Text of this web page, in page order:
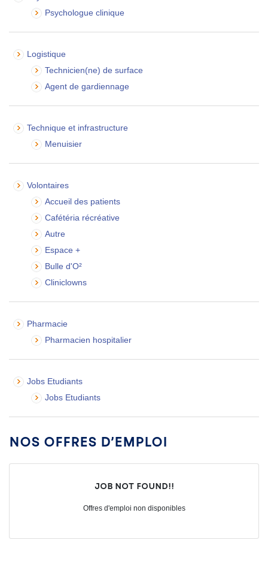
Psychologue clinique
Logistique
Technicien(ne) de surface
Agent de gardiennage
Technique et infrastructure
Menuisier
Volontaires
Accueil des patients
Cafétéria récréative
Autre
Espace +
Bulle d'O²
Cliniclowns
Pharmacie
Pharmacien hospitalier
Jobs Etudiants
Jobs Etudiants
Nos offres d’emploi
Job not found!!
Offres d'emploi non disponibles